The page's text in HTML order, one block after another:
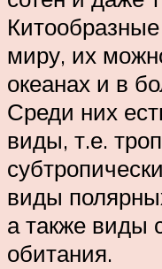
миру, их
океанах и в
Среди них
виды, т.е.
виды
а также виды
обитания.